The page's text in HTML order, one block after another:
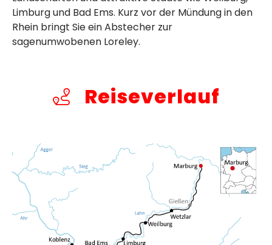
Limburg und Bad Ems. Kurz vor der Mündung in den
Rhein bringt Sie ein Abstecher zur
sagenumwobenen Loreley.
Reiseverlauf